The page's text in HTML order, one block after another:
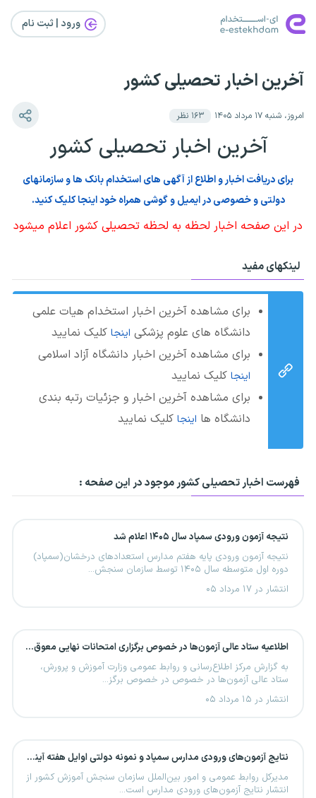
ورود | ثبت‌ نام
آخرین اخبار تحصیلی کشور
امروز، شنبه ۱۷ مرداد ۱۴۰۵ ۱۶۳ نظر
آخرین اخبار تحصیلی کشور
برای دریافت اخبار و اطلاع از آگهی های استخدام بانک ها و سازمانهای
دولتی و خصوصی در ایمیل و گوشی همراه خود اینجا کلیک کنید.
در این صفحه اخبار لحظه به لحظه تحصیلی کشور اعلام میشود
لینکهای مفید
برای مشاهده آخرین اخبار استخدام هیات علمی
دانشگاه های علوم پزشکی اینجا کلیک نمایید
برای مشاهده آخرین اخبار دانشگاه آزاد اسلامی
اینجا کلیک نمایید
برای مشاهده آخرین اخبار و جزئیات رتبه بندی
دانشگاه ها اینجا کلیک نمایید
فهرست اخبار تحصیلی کشور موجود در این صفحه :
نتیجه آزمون ورودی سمپاد سال ۱۴۰۵ اعلام شد
نتیجه آزمون ورودی پایه هفتم مدارس استعدادهای درخشان(سمپاد)
دوره اول متوسطه سال ۱۴۰۵ توسط سازمان سنجش...
انتشار در ۱۷ مرداد ۰۵
اطلاعیه ستاد عالی آزمون‌ها در خصوص برگزاری امتحانات نهایی معوق در چهار استان جنوبی کشور
به گزارش مرکز اطلاع‌رسانی و روابط عمومی وزارت آموزش و پرورش،
ستاد عالی آزمون‌ها در خصوص در خصوص برگز...
انتشار در ۱۵ مرداد ۰۵
نتایج آزمون‌های ورودی مدارس سمپاد و نمونه دولتی اوایل هفته آینده منتشر می‌شود
مدیرکل روابط عمومی و امور بین‌الملل سازمان سنجش آموزش کشور از
انتشار نتایج آزمون‌های ورودی مدارس است...